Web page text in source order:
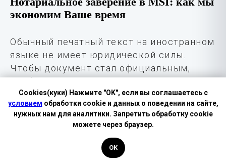
Cookies(куки) Нажмите "OK", если вы соглашаетесь с
условием обработки cookie и данных о поведении на сайте,
нужных нам для аналитики. Запретить обработку cookie
можете через браузер.
OK
экономим Ваше время
Обычный печатный текст на иностранном
языке не имеет юридической силы.
Чтобы документ стал официальным,
перевод. Нотариус свидетельствует
подлинность подписи дипломированного
переводчика MSI, данные которого
Как строится работа в MSI:
· Вы присылаете скан или